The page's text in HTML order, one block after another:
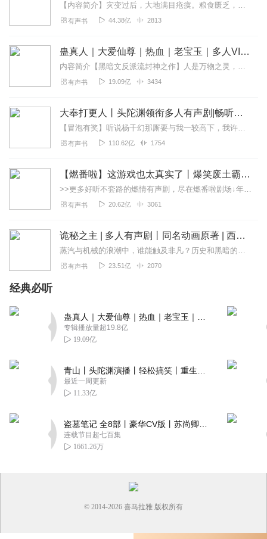
【内容简介】灾变过后，大地满目疮痍。粮食匮乏，资源紧俏，局势混乱……一位从待规划区杀出来的青年，背对着漫天黄沙，孤身来到九区谋生，却不曾想偶然结识三五好友，一念...
有声书 44.38亿 2813
蛊真人｜大爱仙尊｜热血｜老宝玉｜多人VIP免费有声剧
内容简介【黑暗文反派流封神之作】人是万物之灵，蛊是天地真精。一个穿越者不断重生的故事。一个养蛊、炼蛊、用蛊的奇特世界。配音组（男角色）老宝玉旁白...
有声书 19.09亿 3434
大奉打更人丨头陀渊领衔多人有声剧|畅听全集|王鹤棣、田曦薇主演影视剧原著|卖报小郎君
【冒泡有奖】听说杨千幻那厮要与我一较高下，我许七安要开始装叉了！快进入声音播放页戳下方输入框，冒个泡偷偷告诉我，我要用哪些诗词才能胜过他？说得好的，有赏！202...
有声书 110.62亿 1754
【燃番啦】这游戏也太真实了丨爆笑废土霸榜神作丨紫襟剧社制作
>>更多好听不套路的燃情有声剧，尽在燃番啦剧场↓年度重磅推荐本专辑为VIP免费专辑每天上午10点5集更新，订阅可以听到最新内容哦！每周抽一个专辑五星优质评论送...
有声书 20.62亿 3061
诡秘之主 | 多人有声剧丨同名动画原著 | 西幻克苏鲁 | 乌贼作品
蒸汽与机械的浪潮中，谁能触及非凡？历史和黑暗的迷雾里，又是谁在耳语？我从诡秘中醒来，睁眼看见这个世界：枪械，大炮，巨舰，飞空艇，差分机；魔药，占卜，诅咒，倒吊人...
有声书 23.51亿 2070
经典必听
专辑播放量超19.8亿
19.09亿
最近一周更新
11.33亿
连载节目超七百集
1661.26万
© 2014-2026 喜马拉雅 版权所有